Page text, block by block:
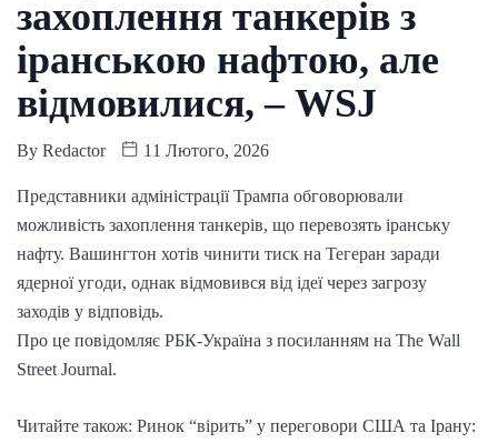
захоплення танкерів з
іранською нафтою, але
відмовилися, – WSJ
By Redactor 11 Лютого, 2026
Представники адміністрації Трампа обговорювали
можливість захоплення танкерів, що перевозять іранську
нафту. Вашингтон хотів чинити тиск на Тегеран заради
ядерної угоди, однак відмовився від ідеї через загрозу
заходів у відповідь.
Про це повідомляє РБК-Україна з посиланням на The Wall
Street Journal.
Читайте також: Ринок “вірить” у переговори США та Ірану: